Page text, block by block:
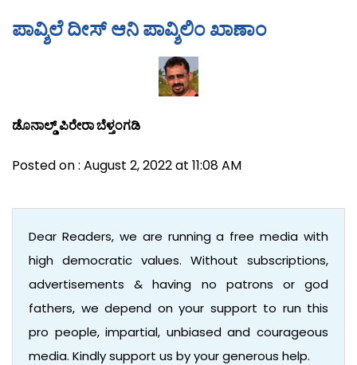
ಪಾವ್ಶಿಲೆ ದೀಸ್ ಆನಿ ಪಾವ್ಶಿಲಿಂ ಖಾಣಾಂ
ಡೊನಾಲ್ಡ್ ಪಿರೇರಾ ಬೆಳ್ತಂಗಡಿ
Posted on : August 2, 2022 at 11:08 AM
Dear Readers, we are running a free media with
high democratic values. Without subscriptions,
advertisements & having no patrons or god
fathers, we depend on your support to run this
pro people, impartial, unbiased and courageous
media. Kindly support us by your generous help.